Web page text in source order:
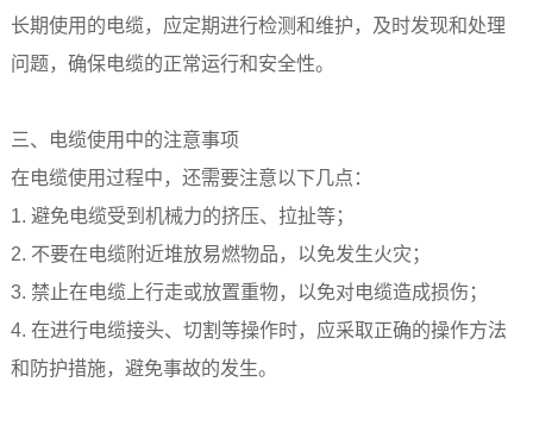
长期使用的电缆，应定期进行检测和维护，及时发现和处理
问题，确保电缆的正常运行和安全性。
三、电缆使用中的注意事项
在电缆使用过程中，还需要注意以下几点：
1. 避免电缆受到机械力的挤压、拉扯等；
2. 不要在电缆附近堆放易燃物品，以免发生火灾；
3. 禁止在电缆上行走或放置重物，以免对电缆造成损伤；
4. 在进行电缆接头、切割等操作时，应采取正确的操作方法
和防护措施，避免事故的发生。